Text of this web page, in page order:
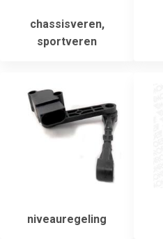
chassisveren,
sportveren
niveauregeling